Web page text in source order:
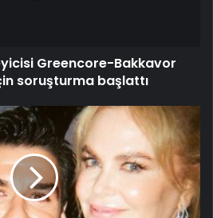
Greencore-Bakkavor
soruşturma başlattı